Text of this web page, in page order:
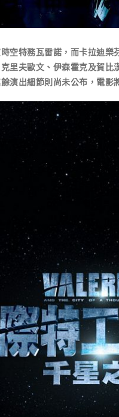
特務瓦雷諾，而卡拉迪樂
里夫歐文、伊森霍克及賀
演出細節則尚未公布，電